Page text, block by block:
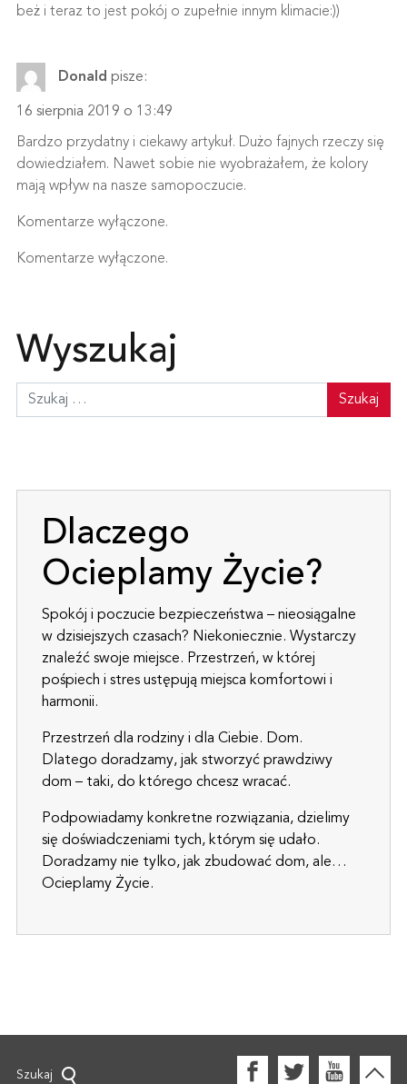
beż i teraz to jest pokój o zupełnie innym klimacie:))
Donald pisze:
16 sierpnia 2019 o 13:49
Bardzo przydatny i ciekawy artykuł. Dużo fajnych rzeczy się
dowiedziałem. Nawet sobie nie wyobrażałem, że kolory
mają wpływ na nasze samopoczucie.
Komentarze wyłączone.
Komentarze wyłączone.
Wyszukaj
Dlaczego
Ocieplamy Życie?
Spokój i poczucie bezpieczeństwa – nieosiągalne
w dzisiejszych czasach? Niekoniecznie. Wystarczy
znaleźć swoje miejsce. Przestrzeń, w której
pośpiech i stres ustępują miejsca komfortowi i
harmonii.
Przestrzeń dla rodziny i dla Ciebie. Dom.
Dlatego doradzamy, jak stworzyć prawdziwy
dom – taki, do którego chcesz wracać.
Podpowiadamy konkretne rozwiązania, dzielimy
się doświadczeniami tych, którym się udało.
Doradzamy nie tylko, jak zbudować dom, ale…
Ocieplamy Życie.
Szukaj